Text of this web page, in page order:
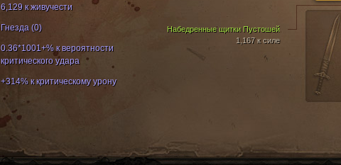
Набедренные щитки Пустошей
1,167 к силе
6,129 к живучести
Гнезда (0)
0.36*1001+% к вероятности
критического удара
+314% к критическому урону